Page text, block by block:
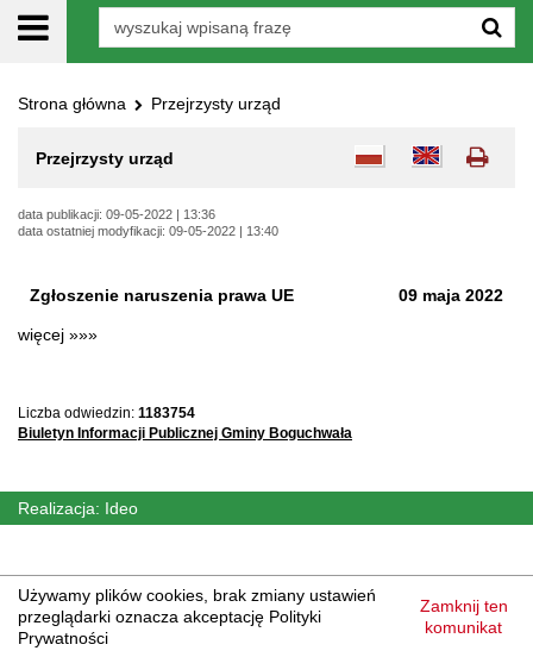
Wyszukiwarka
tutaj:
Strona główna Przejrzysty urząd
Przejrzysty urząd
Używamy plików cookies , brak zmiany ustawień
przeglądarki oznacza akceptację Polityki
Prywatności
Zamknij ten
komunikat
data publikacji: 09-05-2022 | 13:36
data ostatniej modyfikacji: 09-05-2022 | 13:40
Zgłoszenie naruszenia prawa UE 09 maja 2022
więcej »»»na
prawa
UE
Liczba odwiedzin: 1183754
Biuletyn Informacji Publicznej Gminy Boguchwała
Realizacja: Ideo